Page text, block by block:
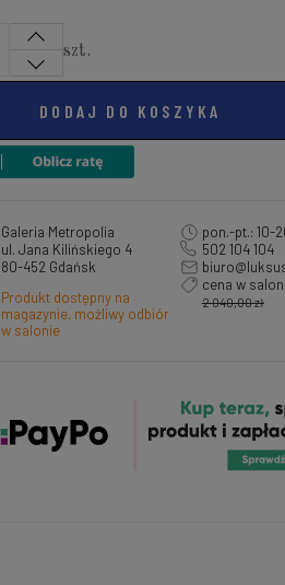
szt.
DODAJ DO KOSZYKA
Galeria Metropolia
ul. Jana Kilińskiego 4
80-452 Gdańsk
Produkt dostępny na
magazynie, możliwy odbiór
w salonie
pon.-pt.: 10-
502 104 104
cena w
2 040,00 zł